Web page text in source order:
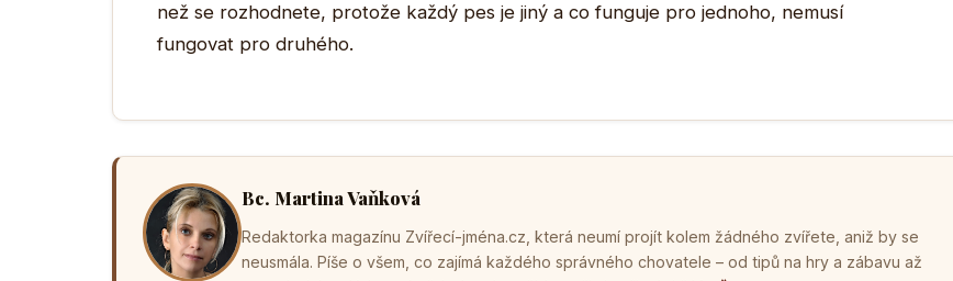
než se rozhodnete, protože každý pes je jiný a co funguje pro jednoho, nemusí
fungovat pro druhého.
Bc. Martina Vaňková
Redaktorka magazínu Zvířecí-jména.cz, která neumí projít kolem žádného zvířete, aniž by se
neusmála. Píše o všem, co zajímá každého správného chovatele – od tipů na hry a zábavu až